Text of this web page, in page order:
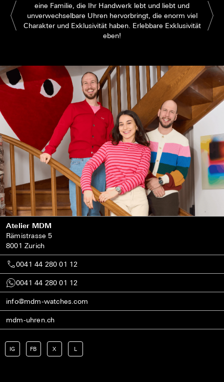
eine Familie, die Ihr Handwerk lebt und liebt und
unverwechselbare Uhren hervorbringt, die enorm viel
Charakter und Exklusivität haben. Erlebbare Exklusivität
eben!
Atelier MDM
Rämistrasse 5
8001 Zurich
0041 44 280 01 12
0041 44 280 01 12
info@mdm-watches.com
mdm-uhren.ch
IG FB X L